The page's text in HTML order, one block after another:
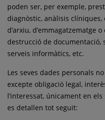
poden ser, per exemple,
diagnòstic, anàlisis clíniques,
d’arxiu, d’emmagatzematge
destrucció de documentació,
serveis informàtics, etc.
Les seves dades personals
excepte obligació legal,
l’interessat, únicament en
es detallen tot seguit: